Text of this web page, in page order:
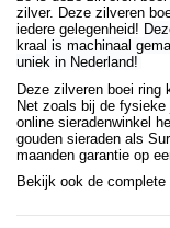
zilver. Deze zilveren
iedere gelegenheid!
kraal is machinaal
uniek in Nederland!
Deze zilveren boei ring
Net zoals bij de
online sieradenwinkel
gouden sieraden als
maanden garantie op
Bekijk ook de